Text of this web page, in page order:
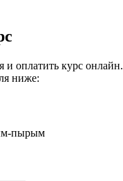
и оплатить курс онлайн.
ниже:
пырым